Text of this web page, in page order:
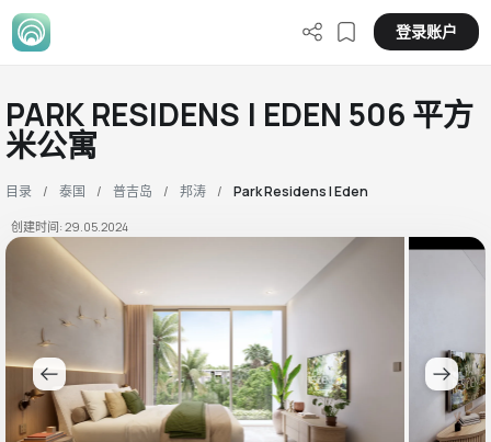
登录账户
PARK RESIDENS | EDEN 506 平方
米公寓
目录 泰国 普吉岛 邦涛 Park Residens | Eden
创建时间: 29.05.2024